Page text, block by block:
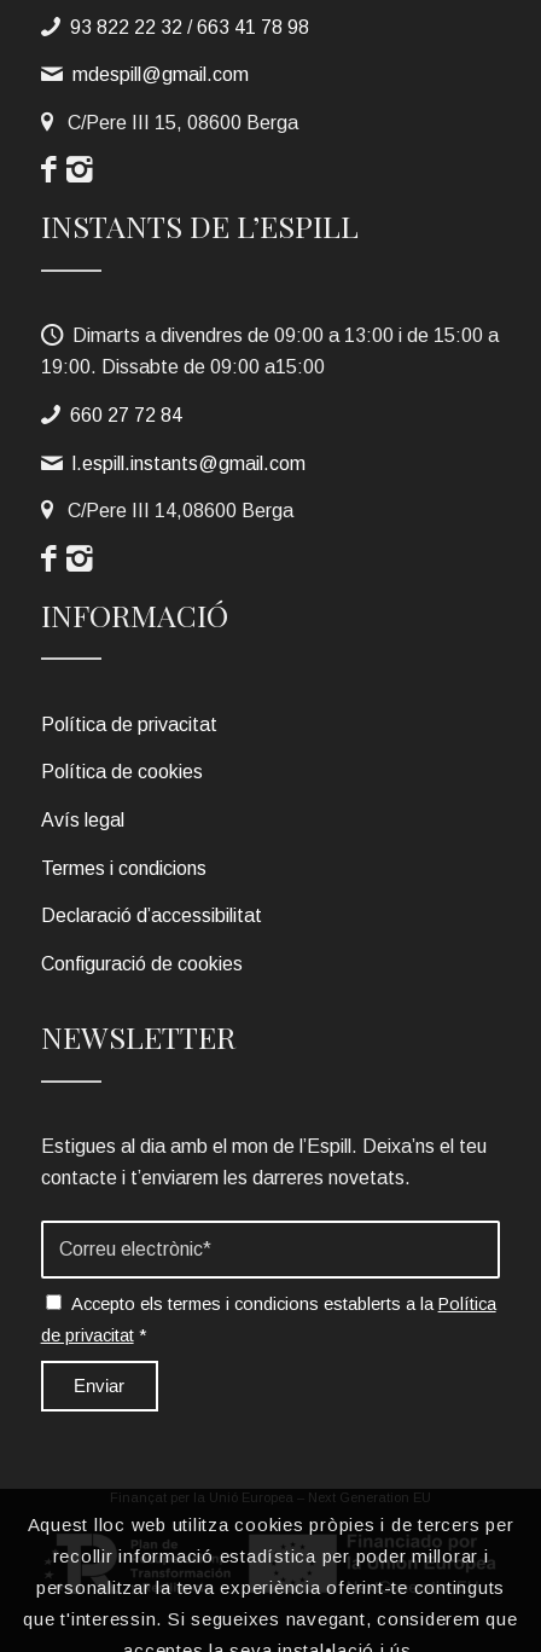
93 822 22 32 /663 41 78 98
mdespill@gmail.com
C/Pere III 15, 08600 Berga
INSTANTS DE L’ESPILL
Dimarts a divendres de 09:00 a 13:00 i de 15:00 a
19:00. Dissabte de 09:00 a15:00
660 27 72 84
l.espill.instants@gmail.com
C/Pere III 14,08600 Berga
INFORMACIÓ
Política de privacitat
Política de cookies
Avís legal
Termes i condicions
Declaració d’accessibilitat
Configuració de cookies
NEWSLETTER
Estigues al dia amb el mon de l’Espill. Deixa’ns el teu
contacte i t’enviarem les darreres novetats.
Accepto els termes i condicions establerts a la Política
de privacitat *
Finançat per la Unió Europea – Next Generation EU
Aquest lloc web utilitza cookies pròpies i de tercers per
recollir informació estadística per poder millorar i
personalitzar la teva experiència oferint-te continguts
que t'interessin. Si segueixes navegant, considerem que